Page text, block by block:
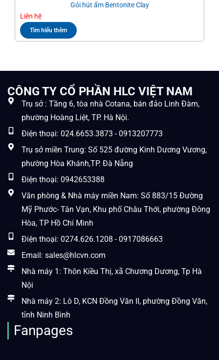
Gói hút ẩm Bentonite Clay
Liên hệ
Tìm hiểu thêm
CÔNG TY CỔ PHẦN HLC VIỆT NAM
Trụ sở : Tầng 6, tòa nhà Cotana, bán đảo Linh Đàm,
phường Hoàng Liệt, TP. Hà Nội.
Điện thoại: 024.6653.3873 - 0913207773
Trụ sở miền Trung: Số 525 đường Kinh Dương Vương,
phường Hòa Khánh,TP. Đà Nẵng
Điện thoại: 0942653388
Văn phòng & Nhà máy miền Nam: Số 883/15 Đường
Mỹ Phước- Tân Vạn, Khu phố Châu Thới, phường Đông
Hòa, TP Hồ Chí Minh
Điện thoại: 0274.626.1208 - 0917086663
Email: sales@hlcvn.com
Nhà máy 1: Thôn Kiều Thị, xã Chương Dương, Tp Hà
Nội
Nhà máy 2: Lô D, KCN Đồng Văn II, phường Đồng Văn,
tỉnh Ninh Bình
Fanpages